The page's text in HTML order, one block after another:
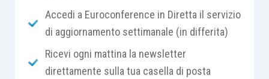
Le Schede di Fisco pratico sono escluse
dall’abbonamento Euroconference News e
consultabili solo dagli abbonati di FiscoPratico.
Accedi a Euroconference in Diretta il servizio
di aggiornamento settimanale (in differita)
Ricevi ogni mattina la newsletter
direttamente sulla tua casella di posta